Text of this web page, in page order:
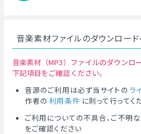
音楽素材ファイルのダウンロー
音楽素材（MP3）ファイルのダウンロ
下記項目をご確認ください。
音源のご利用は必ず当サイトの ラ
作者の 利用条件 に則って行ってく
ご利用についての不具合、ご不明
をご確認ください